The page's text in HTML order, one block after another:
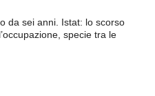
da sei anni. Istat: lo scorso
specie tra le